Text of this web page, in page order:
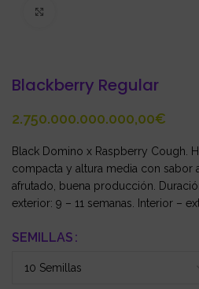
Blackberry Regular
€
Black Domino x Raspberry Cough.
compacta y altura media con sabor
afrutado, buena producción.
exterior: 9 – 11 semanas. Interior –
SEMILLAS